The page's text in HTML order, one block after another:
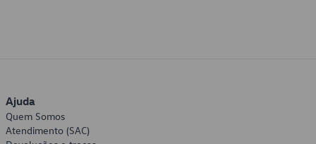
Ajuda
Quem Somos
Atendimento (SAC)